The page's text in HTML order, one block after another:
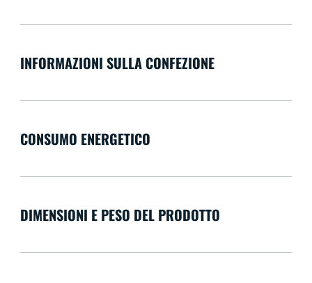
INFORMAZIONI SULLA CONFEZIONE
CONSUMO ENERGETICO
DIMENSIONI E PESO DEL PRODOTTO